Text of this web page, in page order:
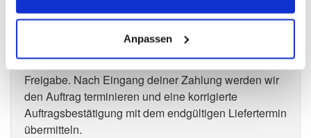
Anpassen
überweise einfach die Auftragssumme auf das
angegebene Konto. Der Zahlungseingang gilt als
Freigabe. Nach Eingang deiner Zahlung werden wir
den Auftrag terminieren und eine korrigierte
Auftragsbestätigung mit dem endgültigen Liefertermin
übermitteln.